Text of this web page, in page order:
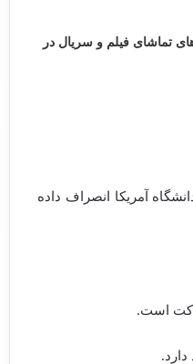
تماشای فیلم و سریال در
آمریکا انصراف داده
است.